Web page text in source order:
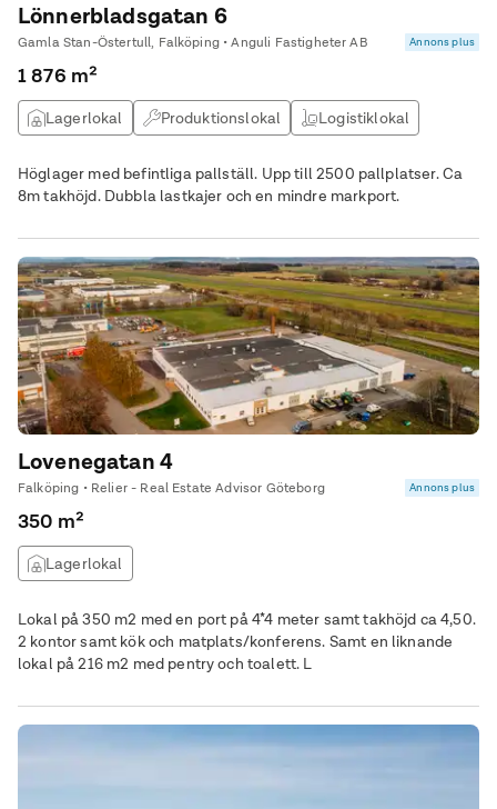
Lönnerbladsgatan 6
Gamla Stan-Östertull, Falköping • Anguli Fastigheter AB Annons plus
1 876 m²
Lagerlokal Produktionslokal
Logistiklokal
Höglager med befintliga pallställ. Upp till 2500 pallplatser. Ca
8m takhöjd. Dubbla lastkajer och en mindre markport.
Lovenegatan 4
Falköping • Relier - Real Estate Advisor Göteborg Annons plus
350 m²
Lagerlokal
Lokal på 350 m2 med en port på 4*4 meter samt takhöjd ca 4,50.
2 kontor samt kök och matplats/konferens. Samt en liknande
lokal på 216 m2 med pentry och toalett. L